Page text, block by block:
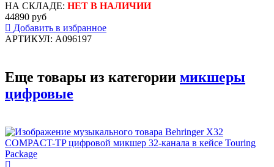
НА СКЛАДЕ: НЕТ В НАЛИЧИИ
44890 руб
Добавить в избранное
АРТИКУЛ: A096197
Еще товары из категории микшеры
цифровые